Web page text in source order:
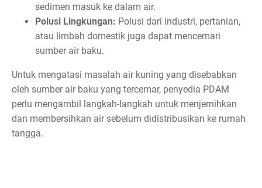
sedimen masuk ke dalam air.
Polusi Lingkungan: Polusi dari industri, pertanian,
atau limbah domestik juga dapat mencemari
sumber air baku.
Untuk mengatasi masalah air kuning yang disebabkan
oleh sumber air baku yang tercemar, penyedia PDAM
perlu mengambil langkah-langkah untuk menjernihkan
dan membersihkan air sebelum didistribusikan ke rumah
tangga.